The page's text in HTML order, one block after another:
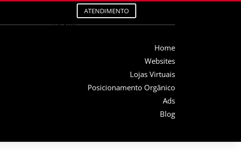
Seguir
ATENDIMENTO
Home
Websites
Lojas Virtuais
Posicionamento Orgânico
Ads
Blog